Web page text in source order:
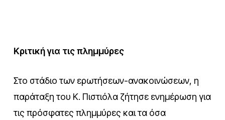
Κριτική για τις πλημμύρες
Στο στάδιο των ερωτήσεων-ανακοινώσεων, η
παράταξη του Κ. Πιστιόλα ζήτησε ενημέρωση για
τις πρόσφατες πλημμύρες και τα όσα